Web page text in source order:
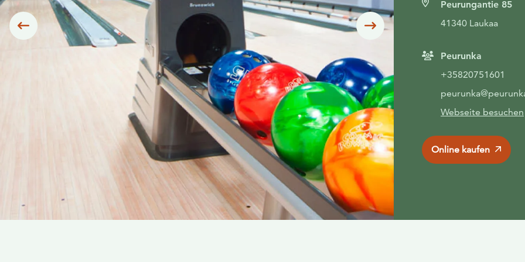
Siirry edelliseen Siirry seuraavaan
Peurungantie 85
41340 Laukaa
Peurunka
+35820751601
Webseite besuchen
Online kaufen